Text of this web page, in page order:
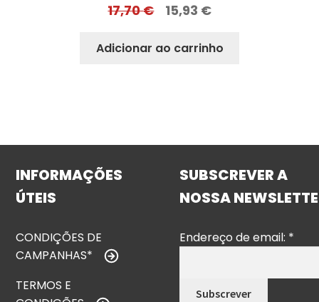
17,70€ 15,93 €
Adicionar ao carrinho
INFORMAÇÕES
ÚTEIS
CONDIÇÕES DE
CAMPANHAS*
TERMOS E
SUBSCREVER A
NOSSA
Endereço de email: *